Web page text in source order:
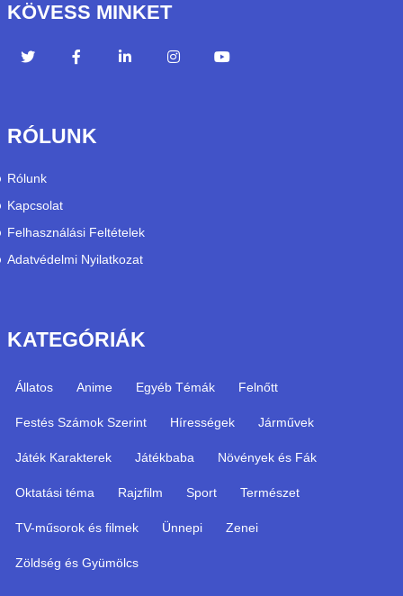
KÖVESS MINKET
RÓLUNK
Rólunk
Kapcsolat
Felhasználási Feltételek
Adatvédelmi Nyilatkozat
KATEGÓRIÁK
Állatos Anime Egyéb Témák Felnőtt
Festés Számok Szerint Hírességek Járművek
Játék Karakterek Játékbaba Növények és Fák
Oktatási téma Rajzfilm Sport Természet
TV-műsorok és filmek Ünnepi Zenei
Zöldség és Gyümölcs